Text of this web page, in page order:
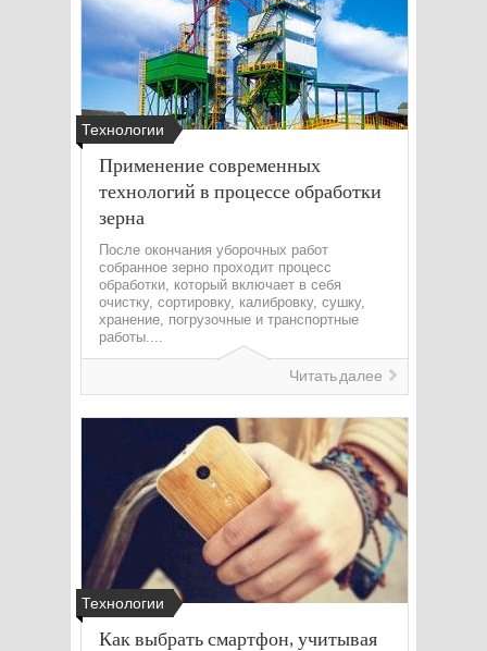
Технологии
Применение современных
технологий в процессе обработки
зерна
После окончания уборочных работ
собранное зерно проходит процесс
обработки, который включает в себя
очистку, сортировку, калибровку, сушку,
хранение, погрузочные и транспортные
работы....
Читать далее
Технологии
Как выбрать смартфон, учитывая